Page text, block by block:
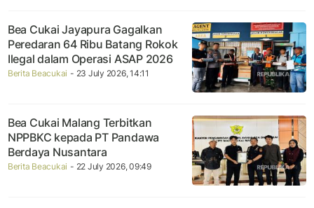
Bea Cukai Jayapura Gagalkan
Peredaran 64 Ribu Batang Rokok
Ilegal dalam Operasi ASAP 2026
Berita Beacukai - 23 July 2026, 14:11
Bea Cukai Malang Terbitkan
NPPBKC kepada PT Pandawa
Berdaya Nusantara
Berita Beacukai - 22 July 2026, 09:49